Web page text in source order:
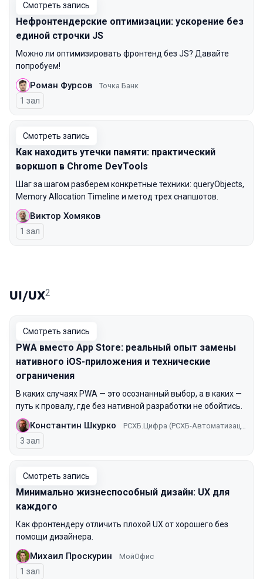
Смотреть запись
Нефронтендерские оптимизации: ускорение без
единой строчки JS
Можно ли оптимизировать фронтенд без JS? Давайте
попробуем!
Роман Фурсов Точка Банк
1 зал
Смотреть запись
Как находить утечки памяти: практический
воркшоп в Chrome DevTools
Шаг за шагом разберем конкретные техники: queryObjects,
Memory Allocation Timeline и метод трех снапшотов.
Виктор Хомяков
1 зал
UI/UX2
Смотреть запись
PWA вместо App Store: реальный опыт замены
нативного iOS-приложения и технические
ограничения
В каких случаях PWA — это осознанный выбор, а в каких —
путь к провалу, где без нативной разработки не обойтись.
Константин Шкурко
3 зал
Смотреть запись
Минимально жизнеспособный дизайн: UX для
каждого
Как фронтендеру отличить плохой UX от хорошего без
помощи дизайнера.
Михаил Проскурин МойОфис
1 зал